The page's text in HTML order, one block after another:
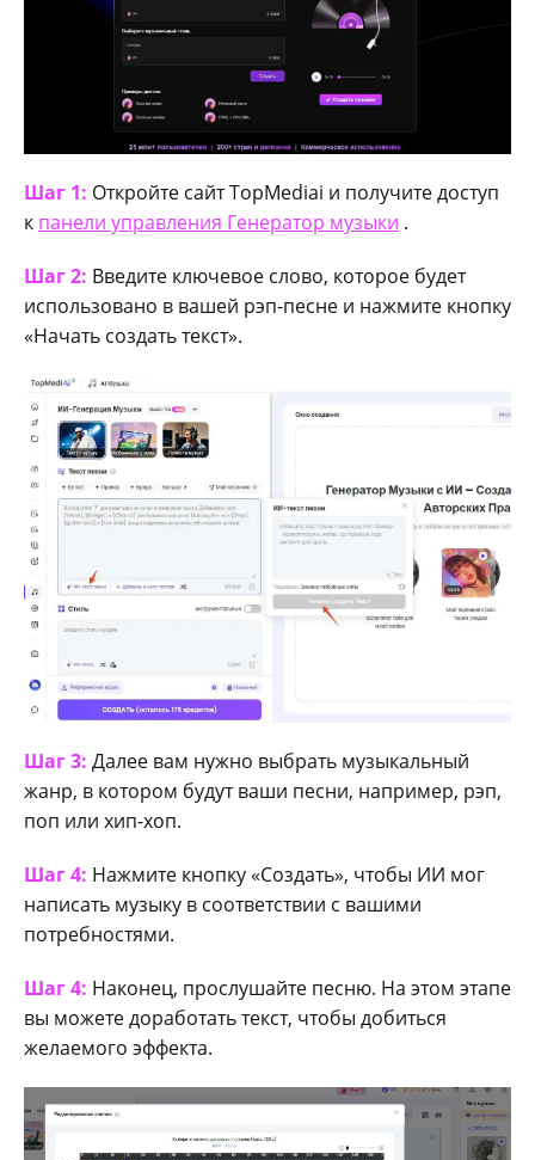
Шаг 1: Откройте сайт TopMediai и получите доступ
к панели управления Генератор музыки .
Шаг 2: Введите ключевое слово, которое будет
использовано в вашей рэп-песне и нажмите кнопку
«Начать создать текст».
Шаг 3: Далее вам нужно выбрать музыкальный
жанр, в котором будут ваши песни, например, рэп,
поп или хип-хоп.
Шаг 4: Нажмите кнопку «Создать», чтобы ИИ мог
написать музыку в соответствии с вашими
потребностями.
Шаг 4: Наконец, прослушайте песню. На этом этапе
вы можете доработать текст, чтобы добиться
желаемого эффекта.